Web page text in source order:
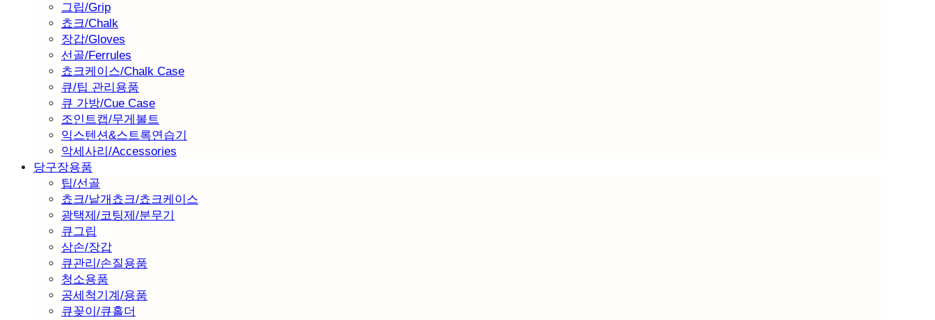
그립/Grip
쵸크/Chalk
장갑/Gloves
선골/Ferrules
쵸크케이스/Chalk Case
큐/팁 관리용품
큐 가방/Cue Case
조인트캡/무게볼트
익스텐션&스트록연습기
악세사리/Accessories
당구장용품
팁/선골
쵸크/낱개쵸크/쵸크케이스
광택제/코팅제/분무기
큐그립
삼손/장갑
큐관리/손질용품
청소용품
공세척기계/용품
큐꽂이/큐홀더